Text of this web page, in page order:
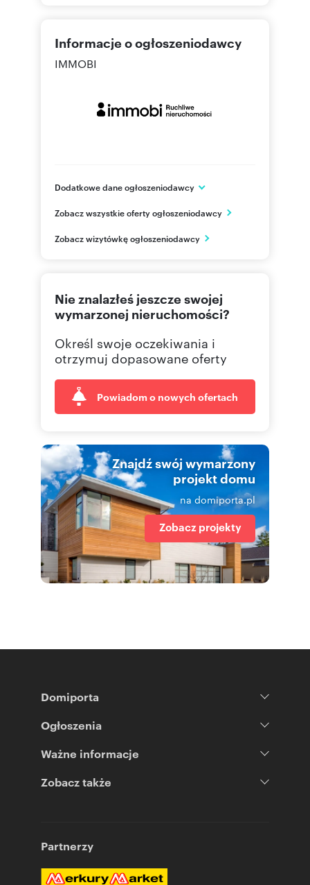
Informacje o ogłoszeniodawcy
IMMOBI
Dodatkowe dane ogłoszeniodawcy
Warszawa
PL
Zobacz wszystkie oferty ogłoszeniodawcy
Zobacz wizytówkę ogłoszeniodawcy
Nie znalazłeś jeszcze swojej
wymarzonej nieruchomości?
Określ swoje oczekiwania i
otrzymuj dopasowane oferty
Powiadom o nowych ofertach
Znajdź swój wymarzony
projekt domu
na domiporta.pl
Zobacz projekty
Domiporta
Ogłoszenia
Ważne informacje
Zobacz także
Partnerzy